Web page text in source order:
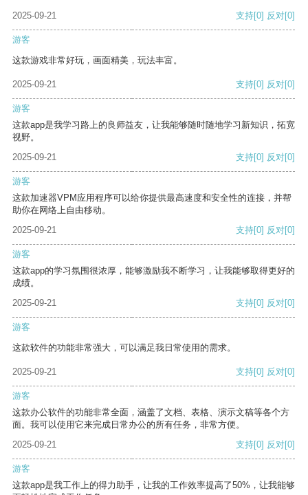
2025-09-21
支持[0] 反对[0]
游客
这款游戏非常好玩，画面精美，玩法丰富。
2025-09-21 支持[0] 反对[0]
游客
这款app是我学习路上的良师益友，让我能够随时随地学习新知识，拓宽
视野。
2025-09-21
支持[0] 反对[0]
游客
这款加速器VPM应用程序可以给你提供最高速度和安全性的连接，并帮
助你在网络上自由移动。
2025-09-21
支持[0] 反对[0]
游客
这款app的学习氛围很浓厚，能够激励我不断学习，让我能够取得更好的
成绩。
2025-09-21
支持[0] 反对[0]
游客
这款软件的功能非常强大，可以满足我日常使用的需求。
2025-09-21 支持[0] 反对[0]
游客
这款办公软件的功能非常全面，涵盖了文档、表格、演示文稿等各个方
面。我可以使用它来完成日常办公的所有任务，非常方便。
2025-09-21
支持[0] 反对[0]
游客
这款app是我工作上的得力助手，让我的工作效率提高了50%，让我能够